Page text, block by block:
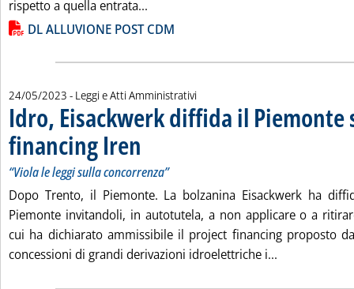
rispetto a quella entrata...
Lista allegati PDF alla notizia
DL ALLUVIONE POST CDM
24/05/2023 - Leggi e Atti Amministrativi
Idro, Eisackwerk diffida il Piemonte
financing Iren
“Viola le leggi sulla concorrenza”
Dopo Trento, il Piemonte. La bolzanina Eisackwerk ha
Piemonte invitandoli, in autotutela, a non applicare o a
cui ha dichiarato ammissibile il project financing proposto
concessioni di grandi derivazioni idroelettriche i...